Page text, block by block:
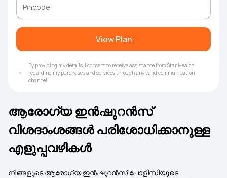
View Plan
By providing my details, I consent to receive assistance from Star Health
regarding my purchases and services through any valid communication
channel.
ആരോഗ്യ ഇൻഷുറൻസ്
വിശദാംശങ്ങൾ പരിശോധിക്കാനുള്ള
എളുപ്പവഴികൾ
നിങ്ങളുടെ ആരോഗ്യ ഇൻഷുറൻസ് പോളിസിയുടെ